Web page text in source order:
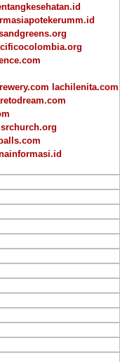
lachilenita.com
srchurch.org